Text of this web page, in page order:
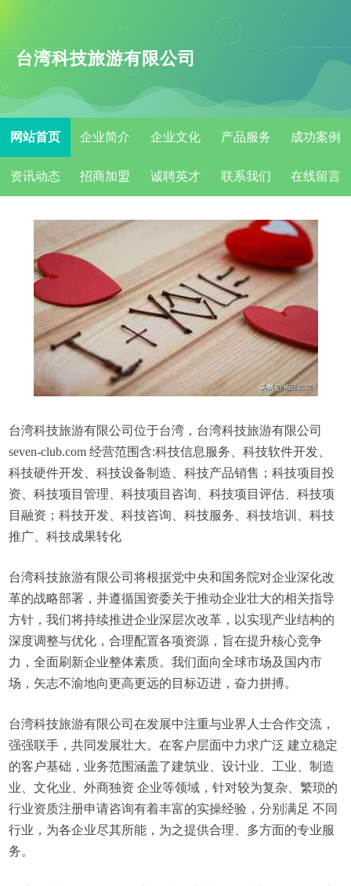
台湾科技旅游有限公司
网站首页 企业简介 企业文化 产品服务 成功案例
资讯动态 招商加盟 诚聘英才 联系我们 在线留言
台湾科技旅游有限公司位于台湾，台湾科技旅游有限公司
seven-club.com 经营范围含:科技信息服务、科技软件开发、
科技硬件开发、科技设备制造、科技产品销售；科技项目投
资、科技项目管理、科技项目咨询、科技项目评估、科技项
目融资；科技开发、科技咨询、科技服务、科技培训、科技
推广、科技成果转化
台湾科技旅游有限公司将根据党中央和国务院对企业深化改
革的战略部署，并遵循国资委关于推动企业壮大的相关指导
方针，我们将持续推进企业深层次改革，以实现产业结构的
深度调整与优化，合理配置各项资源，旨在提升核心竞争
力，全面刷新企业整体素质。我们面向全球市场及国内市
场，矢志不渝地向更高更远的目标迈进，奋力拼搏。
台湾科技旅游有限公司在发展中注重与业界人士合作交流，
强强联手，共同发展壮大。在客户层面中力求广泛 建立稳定
的客户基础，业务范围涵盖了建筑业、设计业、工业、制造
业、文化业、外商独资 企业等领域，针对较为复杂、繁琐的
行业资质注册申请咨询有着丰富的实操经验，分别满足 不同
行业，为各企业尽其所能，为之提供合理、多方面的专业服
务。